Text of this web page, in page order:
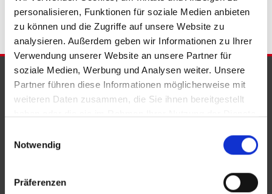
personalisieren, Funktionen für soziale Medien anbieten
zu können und die Zugriffe auf unsere Website zu
analysieren. Außerdem geben wir Informationen zu Ihrer
Verwendung unserer Website an unsere Partner für
soziale Medien, Werbung und Analysen weiter. Unsere
Partner führen diese Informationen möglicherweise mit
weiteren Daten zusammen, die Sie ihnen bereitgestellt
Notwendig
Präferenzen
PARTNER & AUSZEICHNUNGEN